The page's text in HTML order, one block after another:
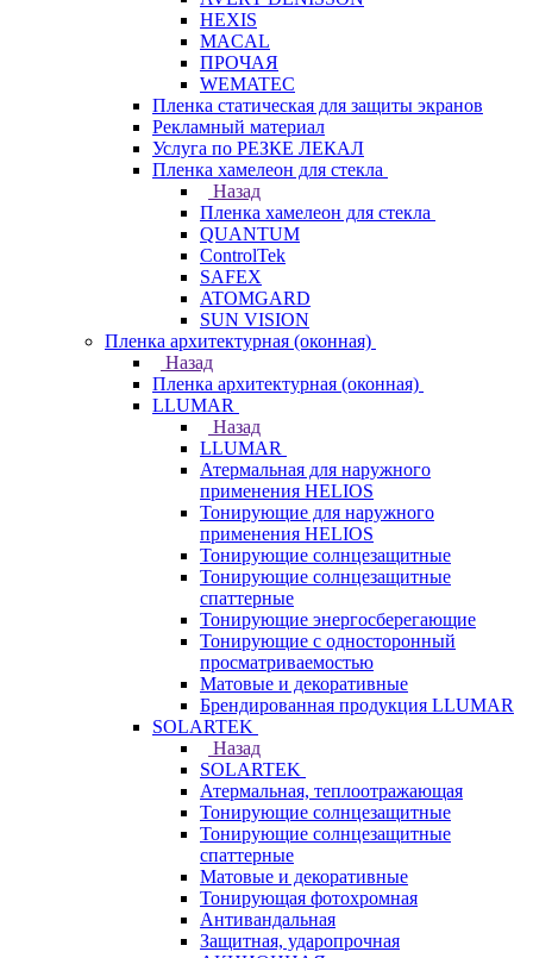
HEXIS
MACAL
ПРОЧАЯ
WEMATEC
Пленка статическая для защиты экранов
Рекламный материал
Услуга по РЕЗКЕ ЛЕКАЛ
Пленка хамелеон для стекла
Назад
Пленка хамелеон для стекла
QUANTUM
ControlTek
SAFEX
ATOMGARD
SUN VISION
Пленка архитектурная (оконная)
Назад
Пленка архитектурная (оконная)
LLUMAR
Назад
LLUMAR
Атермальная для наружного
применения HELIOS
Тонирующие для наружного
применения HELIOS
Тонирующие солнцезащитные
Тонирующие солнцезащитные
спаттерные
Тонирующие энергосберегающие
Тонирующие с односторонный
просматриваемостью
Матовые и декоративные
Брендированная продукция LLUMAR
SOLARTEK
Назад
SOLARTEK
Атермальная, теплоотражающая
Тонирующие солнцезащитные
Тонирующие солнцезащитные
спаттерные
Матовые и декоративные
Тонирующая фотохромная
Антивандальная
Защитная, ударопрочная